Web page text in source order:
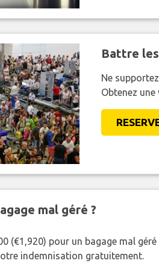
Battre
Ne
Obtenez
mal géré ?
(€1,920) pour un bagage mal
indemnisation gratuitement.